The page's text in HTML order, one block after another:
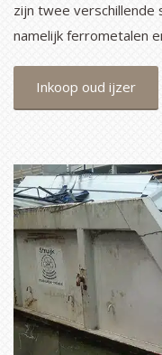
zijn twee verschillende
namelijk ferrometalen
Inkoop oud ijzer